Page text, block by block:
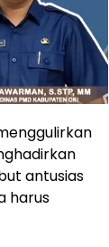
antusias
harus